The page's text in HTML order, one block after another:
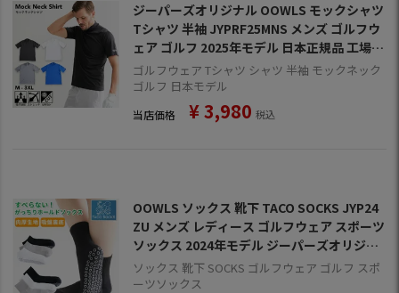
ジーパーズオリジナル OOWLS モックシャツ
Tシャツ 半袖 JYPRF25MNS メンズ ゴルフウ
ェア ゴルフ 2025年モデル 日本正規品 工場直
販
ゴルフウェア Tシャツ シャツ 半袖 モックネック
ゴルフ 日本モデル
当店価格 ¥3,980 税込
OOWLS ソックス 靴下 TACO SOCKS JYP24
ZU メンズ レディース ゴルフウェア スポーツ
ソックス 2024年モデル ジーパーズオリジナ
ル製品
ソックス 靴下 SOCKS ゴルフウェア ゴルフ スポ
ーツソックス